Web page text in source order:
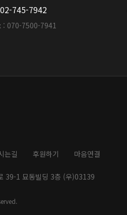
02-745-7942
: 070-7500-7941
는길 후원하기 마음연결
39-1 묘동빌딩 3층 (우)03139